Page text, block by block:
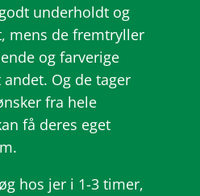
underholdt og
mens de fremtryller
og farverige
Og de tager
fra hele
få deres eget
hos jer i 1-3 timer,